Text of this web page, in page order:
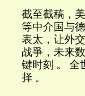
截至截稿，
等中介国与
表太，让外
战爭，未来
键时刻 。 全
择 。